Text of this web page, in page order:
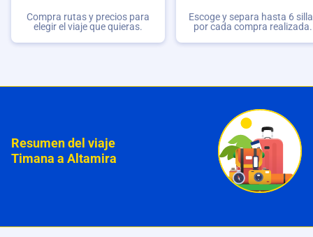
Compra rutas y precios para
elegir el viaje que quieras.
Escoge y separa hasta 6
por cada compra realizada.
Resumen del viaje
Timana a Altamira